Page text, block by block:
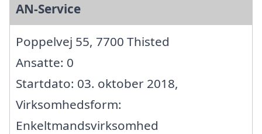
AN-Service
Poppelvej 55, 7700 Thisted
Ansatte: 0
Startdato: 03. oktober 2018,
Virksomhedsform:
Enkeltmandsvirksomhed